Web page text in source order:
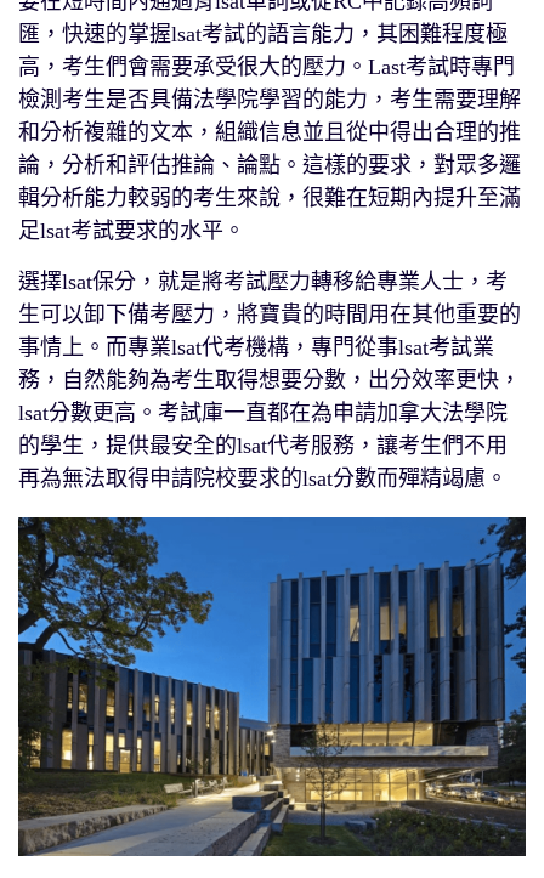
匯，快速的掌握lsat考試的語言能力，其困難程度極
高，考生們會需要承受很大的壓力。Last考試時專門
檢測考生是否具備法學院學習的能力，考生需要理解
和分析複雜的文本，組織信息並且從中得出合理的推
論，分析和評估推論、論點。這樣的要求，對眾多邏
輯分析能力較弱的考生來說，很難在短期內提升至滿
足lsat考試要求的水平。
選擇lsat保分，就是將考試壓力轉移給專業人士，考
生可以卸下備考壓力，將寶貴的時間用在其他重要的
事情上。而專業lsat代考機構，專門從事lsat考試業
務，自然能夠為考生取得想要分數，出分效率更快，
lsat分數更高。考試庫一直都在為申請加拿大法學院
的學生，提供最安全的lsat代考服務，讓考生們不用
再為無法取得申請院校要求的lsat分數而殫精竭慮。